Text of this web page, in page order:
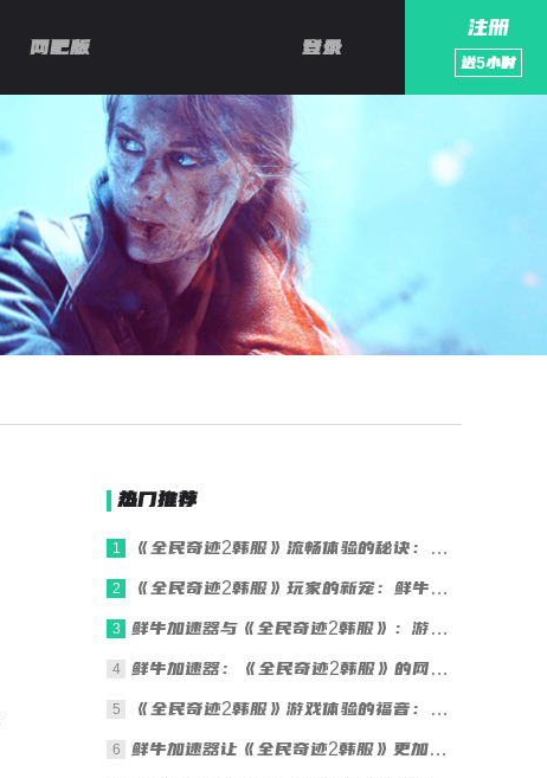
网吧版 登录
注册
送5小时
热门推荐
1 《全民奇迹2韩服》流畅体验的秘诀：鲜牛加速器
2 《全民奇迹2韩服》玩家的新宠：鲜牛加速器
3 鲜牛加速器与《全民奇迹2韩服》：游戏流畅秘籍
4 鲜牛加速器：《全民奇迹2韩服》的网络加速专家
5 《全民奇迹2韩服》游戏体验的福音：鲜牛加速器
6 鲜牛加速器让《全民奇迹2韩服》更加出色